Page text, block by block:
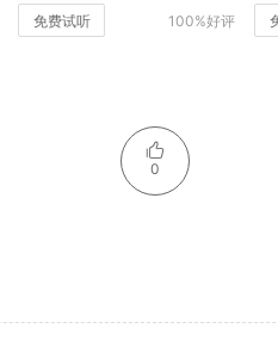
免费试听 100%好评
0